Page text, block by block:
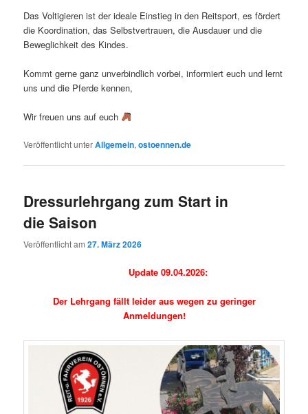
Das Voltigieren ist der ideale Einstieg in den Reitsport, es fördert
die Koordination, das Selbstvertrauen, die Ausdauer und die
Beweglichkeit des Kindes.
Kommt gerne ganz unverbindlich vorbei, informiert euch und lernt
uns und die Pferde kennen,
Wir freuen uns auf euch
Veröffentlicht unterAllgemein,ostoennen.de
Dressurlehrgang zum Start in
die Saison
Veröffentlicht am27. März 2026
Update 09.04.2026:
Der Lehrgang fällt leider aus wegen zu geringer
Anmeldungen!